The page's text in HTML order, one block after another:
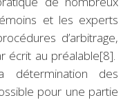
et les experts
d’arbitrage,
écrit au préalable[8].
détermination des
pour une partie